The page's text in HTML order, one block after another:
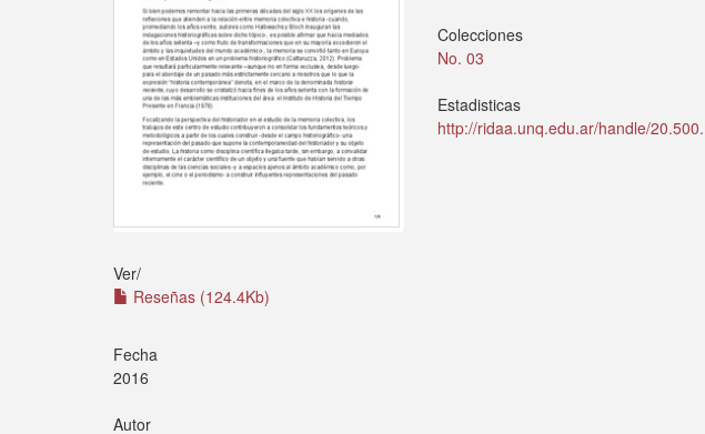
Ver/
Reseñas (124.4Kb)
Fecha
2016
Autor
Colecciones
No. 03
Estadisticas
http://ridaa.unq.edu.ar/handle/